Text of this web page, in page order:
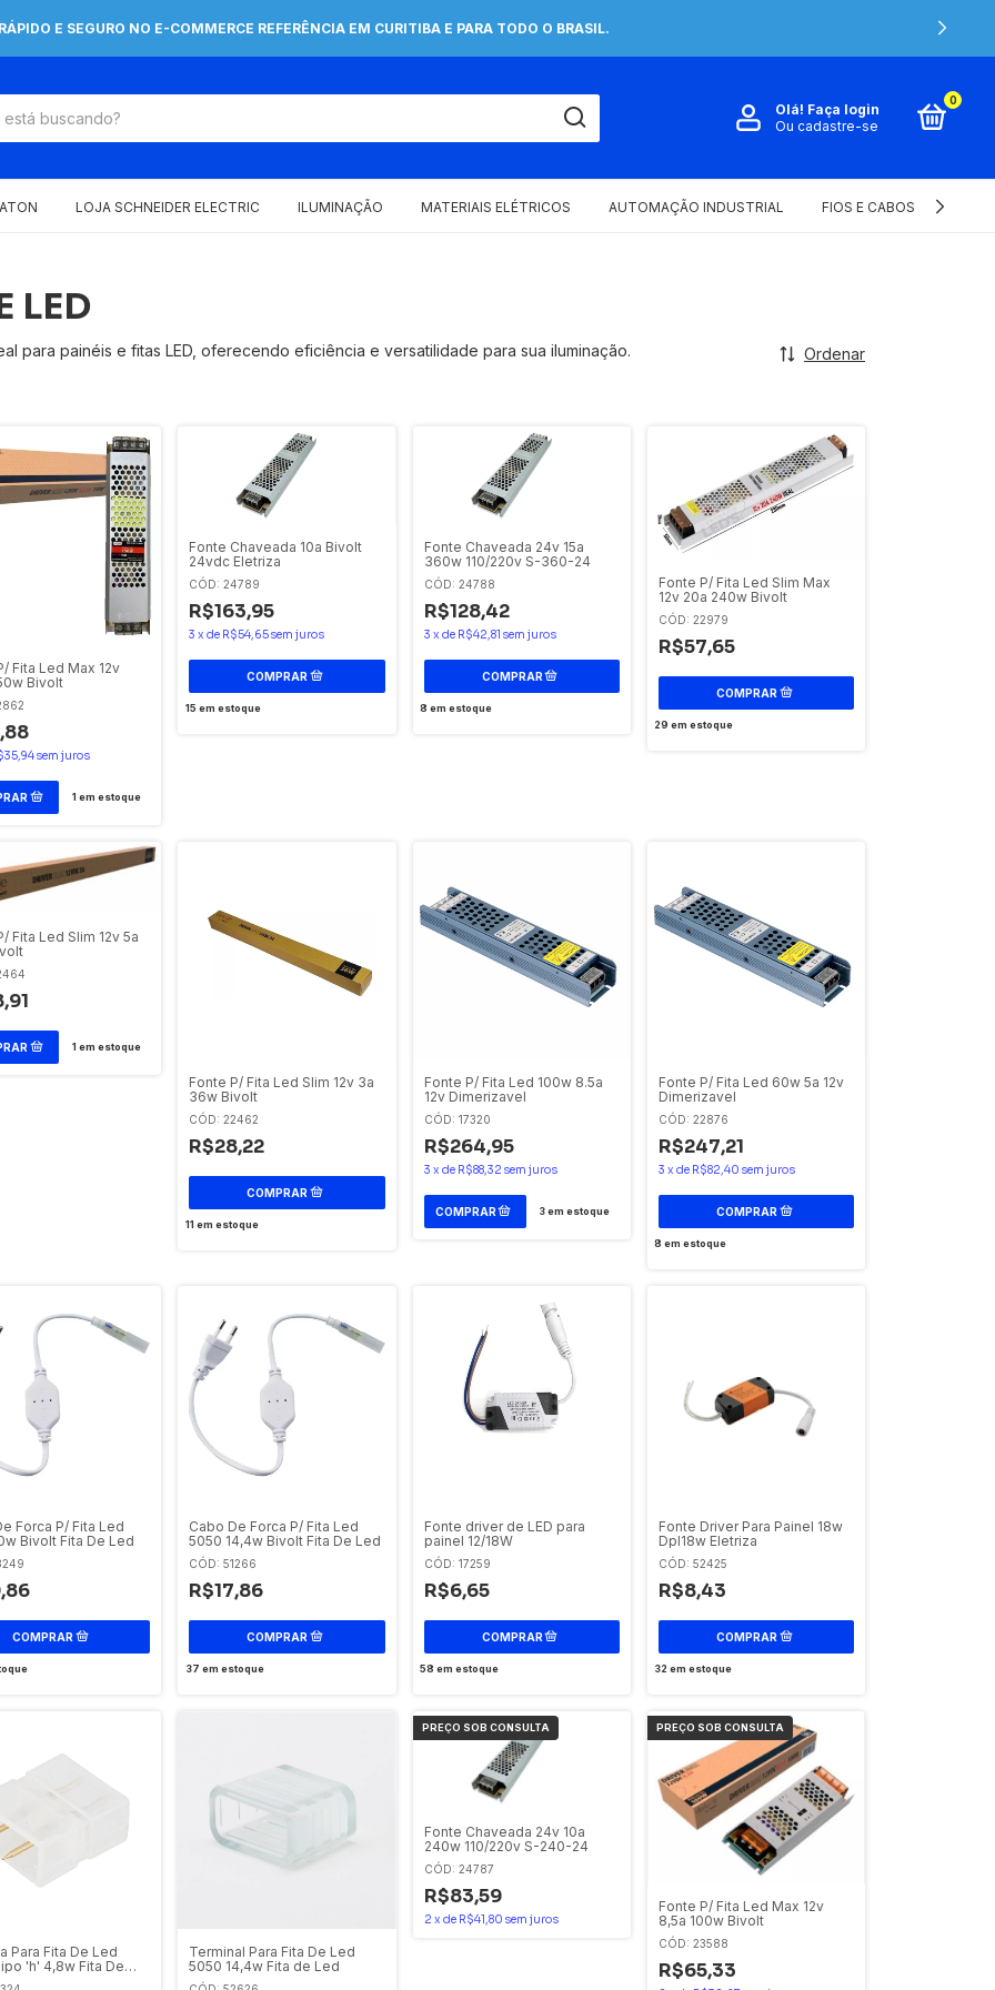
E SEGURO NO E-COMMERCE REFERÊNCIA EM CURITIBA E PARA TODO O BRASIL.
Olá! Faça login
Ou cadastre-se
0
LOJA SCHNEIDER ELECTRIC ILUMINAÇÃO MATERIAIS ELÉTRICOS AUTOMAÇÃO INDUSTRIAL FIOS E CABOS ELÉTRICOS
LED
para painéis e fitas LED, oferecendo eficiência e versatilidade para sua iluminação. Ordenar
Fita Led Max 12v
Bivolt
sem juros
1 em estoque
Fonte Chaveada 10a Bivolt
24vdc Eletriza
CÓD: 24789
R$163,95
3 xde R$54,65sem juros
15 em estoque
Fonte Chaveada 24v 15a
360w 110/220v S-360-24
CÓD: 24788
R$128,42
3 x de R$42,81 sem juros
8 em estoque
Fonte P/ Fita Led Slim Max
12v 20a 240w Bivolt
CÓD: 22979
R$57,65
29 em estoque
Fita Led Slim 12v 5a
1 em estoque
Fonte P/ Fita Led Slim 12v 3a
36w Bivolt
CÓD: 22462
R$28,22
11 em estoque
Fonte P/ Fita Led 100w 8.5a
12v Dimerizavel
CÓD: 17320
R$264,95
3 x de R$88,32 sem juros
3em estoque
Fonte P/ Fita Led 60w 5a 12v
Dimerizavel
CÓD: 22876
R$247,21
3 x de R$82,40 sem juros
8 em estoque
Forca P/ Fita Led
Bivolt Fita De Led
Cabo De Forca P/ Fita Led
5050 14,4w Bivolt Fita De Led
CÓD: 51266
R$17,86
37 em estoque
Fonte driver de LED para
painel 12/18W
CÓD: 17259
R$6,65
58 em estoque
Fonte Driver Para Painel 18w
Dpl18w Eletriza
CÓD: 52425
R$8,43
32 em estoque
Para Fita De Led
'h' 4,8w Fita De
Terminal Para Fita De Led
5050 14,4w Fita de Led
Fonte Chaveada 24v 10a
240w 110/220v S-240-24
CÓD: 24787
R$83,59
2 x de R$41,80 sem juros
Fonte P/ Fita Led Max 12v
8,5a 100w Bivolt
CÓD: 23588
R$65,33